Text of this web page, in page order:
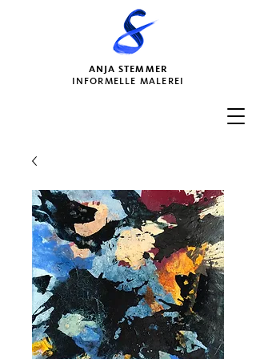
ANJA STEMMER
INFORMELLE MALEREI